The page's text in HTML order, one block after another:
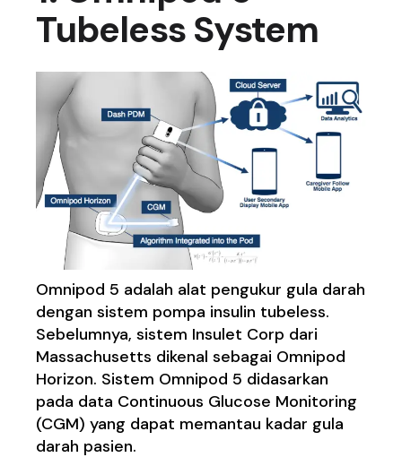
Tubeless System
Omnipod 5 adalah alat pengukur gula darah
dengan sistem pompa insulin tubeless.
Sebelumnya, sistem Insulet Corp dari
Massachusetts dikenal sebagai Omnipod
Horizon. Sistem Omnipod 5 didasarkan
pada data Continuous Glucose Monitoring
(CGM) yang dapat memantau kadar gula
darah pasien.